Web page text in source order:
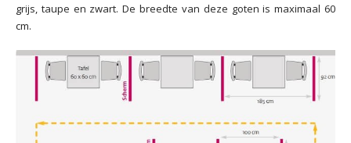
grijs, taupe en zwart. De breedte van deze goten is maximaal 60
cm.